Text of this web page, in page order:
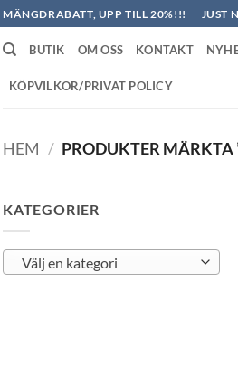
MÄNGDRABATT, UPP TILL 20%!!! JUST
BUTIK OM OSS KONTAKT
KÖPVILKOR/PRIVAT POLICY
HEM / PRODUKTER MÄRKTA
KATEGORIER
Välj en kategori